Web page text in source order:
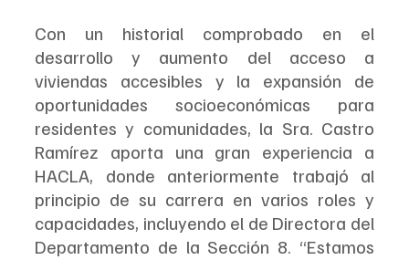
Con un historial comprobado en el
desarrollo y aumento del acceso a
viviendas accesibles y la expansión de
oportunidades socioeconómicas para
residentes y comunidades, la Sra. Castro
Ramírez aporta una gran experiencia a
HACLA, donde anteriormente trabajó al
principio de su carrera en varios roles y
capacidades, incluyendo el de Directora del
Departamento de la Sección 8. “Estamos